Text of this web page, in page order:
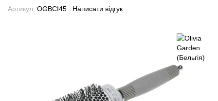
Артикул: OGBCI45 Написати відгук